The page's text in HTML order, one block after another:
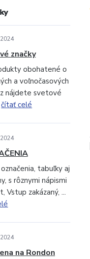
značky
obohatené o
a voľnočasových
nájdete svetové
čítať celé
tabuľky aj
s rôznymi nápismi
Vstup zakázaný, ...
na Rondon